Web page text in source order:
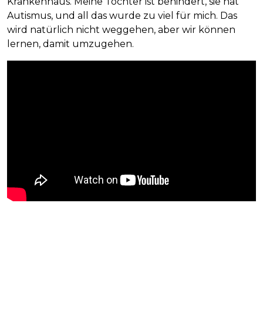
Autismus, und all das wurde zu viel für mich. Das
wird natürlich nicht weggehen, aber wir können
lernen, damit umzugehen.